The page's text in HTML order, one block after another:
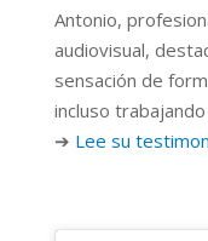
Antonio,
audiovisual,
sensación de
incluso
➔ Lee su